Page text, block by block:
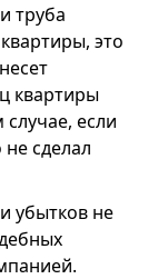
труба
это
квартиры
случае, если
сделал
убытков не